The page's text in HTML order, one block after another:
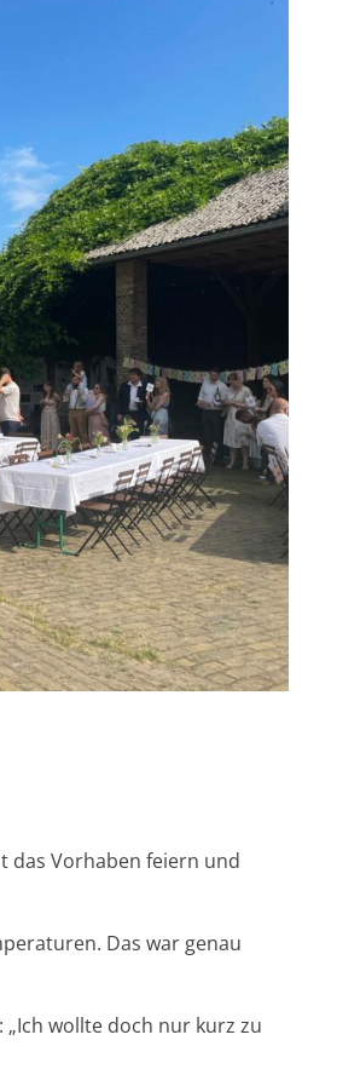
das Vorhaben feiern und
Das war genau
„Ich wollte doch nur kurz zu